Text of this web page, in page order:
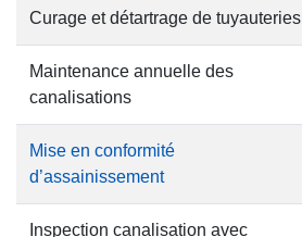
Curage et détartrage de tuyauteries
Maintenance annuelle des
canalisations
Mise en conformité
d’assainissement
Inspection canalisation avec